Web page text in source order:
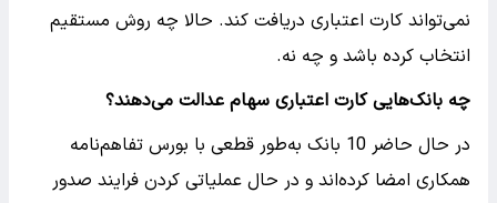
نمی‌تواند کارت اعتباری دریافت کند. حالا چه روش مستقیم
انتخاب کرده باشد و چه نه.
چه بانک‌هایی کارت اعتباری سهام عدالت می‌دهند؟
در حال حاضر 10 بانک به‌طور قطعی با بورس تفاهم‌نامه
همکاری امضا کرده‌اند و در حال عملیاتی کردن فرایند صدور